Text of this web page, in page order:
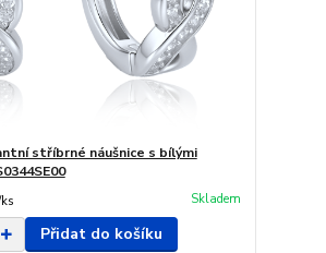
stříbrné náušnice s bílými
ks Skladem
Přidat do košíku